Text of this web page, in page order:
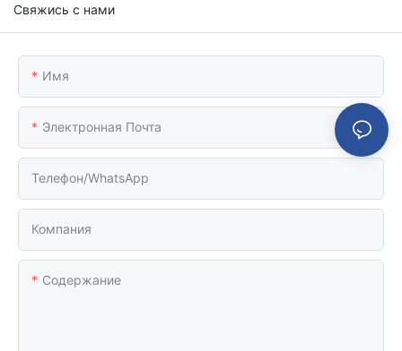
Свяжись с нами
Имя
Электронная Почта
Телефон/WhatsApp
Компания
Содержание